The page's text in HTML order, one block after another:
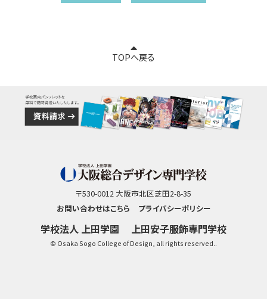
TOPへ戻る
〒530-0012 大阪市北区芝田2-8-35
お問い合わせはこちら
プライバシーポリシー
学校法人 上田学園 上田安子服飾専門学校
© Osaka Sogo College of Design, all rights reserved..